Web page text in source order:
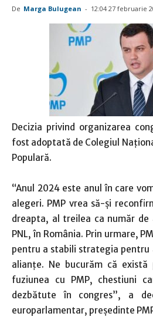
De Marga Bulugean - 12:04 27 februarie
Decizia privind organizarea
fost adoptată de Colegiul
Populară.
“Anul 2024 este anul în care
alegeri. PMP vrea să-şi
dreapta, al treilea ca număr de
PNL, în România. Prin urmare,
pentru a stabili strategia pentru
alianţe. Ne bucurăm că există
fuziunea cu PMP, chestiuni
dezbătute în congres”, a
europarlamentar, președinte